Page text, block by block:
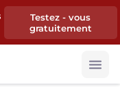
Testez - vous
gratuitement